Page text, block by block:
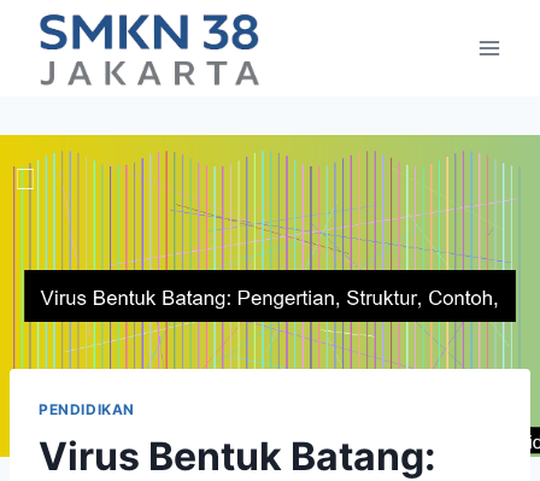
content
PENDIDIKAN
Virus Bentuk Batang: